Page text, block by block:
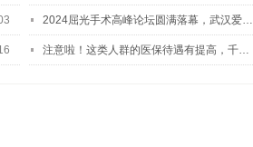
2024屈光手术高峰论坛圆满落幕，武汉爱…
注意啦！这类人群的医保待遇有提高，千…